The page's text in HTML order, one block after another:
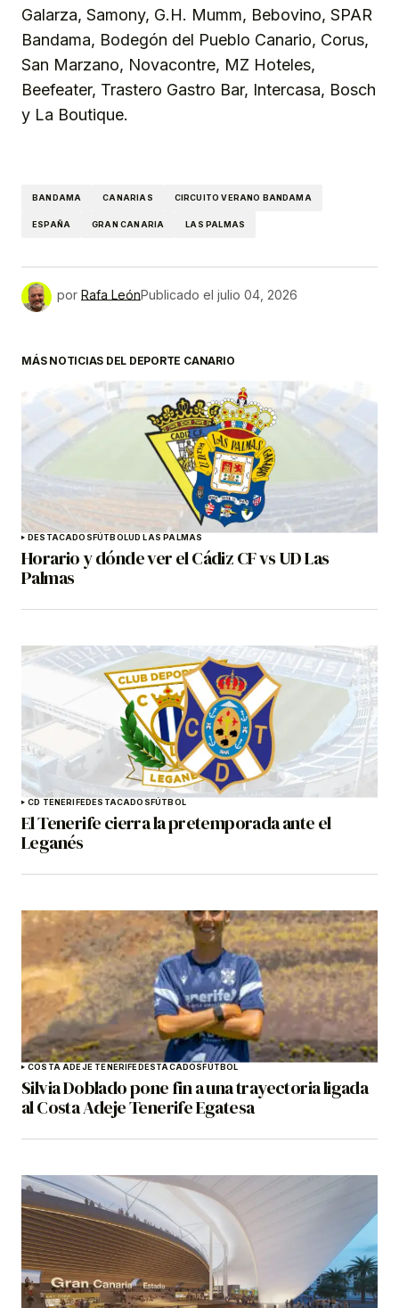
Galarza, Samony, G.H. Mumm, Bebovino, SPAR
Bandama, Bodegón del Pueblo Canario, Corus,
San Marzano, Novacontre, MZ Hoteles,
Beefeater, Trastero Gastro Bar, Intercasa, Bosch
y La Boutique.
BANDAMA CANARIAS CIRCUITO VERANO BANDAMA
ESPAÑA GRAN CANARIA LAS PALMAS
por Rafa LeónPublicado el julio 04, 2026
MÁS NOTICIAS DEL DEPORTE CANARIO
DESTACADOSFÚTBOLUD LAS PALMAS
Horario y dónde ver el Cádiz CF vs UD Las
Palmas
CD TENERIFEDESTACADOSFÚTBOL
El Tenerife cierra la pretemporada ante el
Leganés
COSTA ADEJE TENERIFEDESTACADOSFÚTBOL
Silvia Doblado pone fin a una trayectoria ligada
al Costa Adeje Tenerife Egatesa